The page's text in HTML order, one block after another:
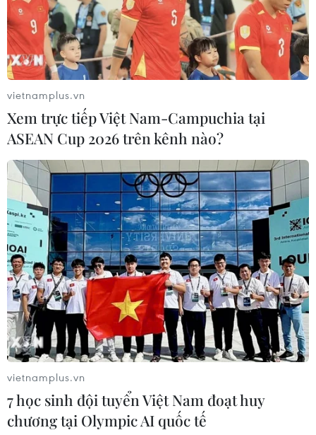
Thừa Thiên-Huế: Đã dập tắt đám cháy tại
rừng thông nhiều năm tuổi
30/07/2023 14:49
Theo lãnh đạo Công ty Điện lực tỉnh Thừa Thiên-Huế, vụ
cháy rừng thông nhiều năm tuổi ở xã Thủy Bằng, thành
phố Huế không ảnh hưởng đến an toàn hệ thống truyền
tải điện.
vietnamplus.vn
Xem trực tiếp Việt Nam-Campuchia tại
ASEAN Cup 2026 trên kênh nào?
vietnamplus.vn
7 học sinh đội tuyển Việt Nam đoạt huy
chương tại Olympic AI quốc tế